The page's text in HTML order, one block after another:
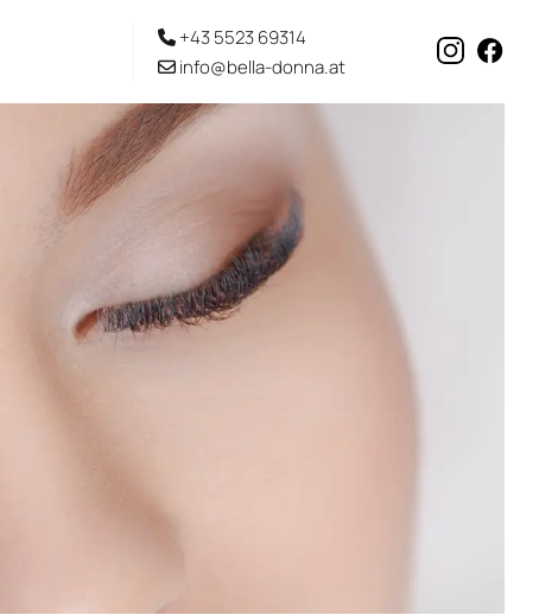
+43 5523 69314
info@bella-donna.at